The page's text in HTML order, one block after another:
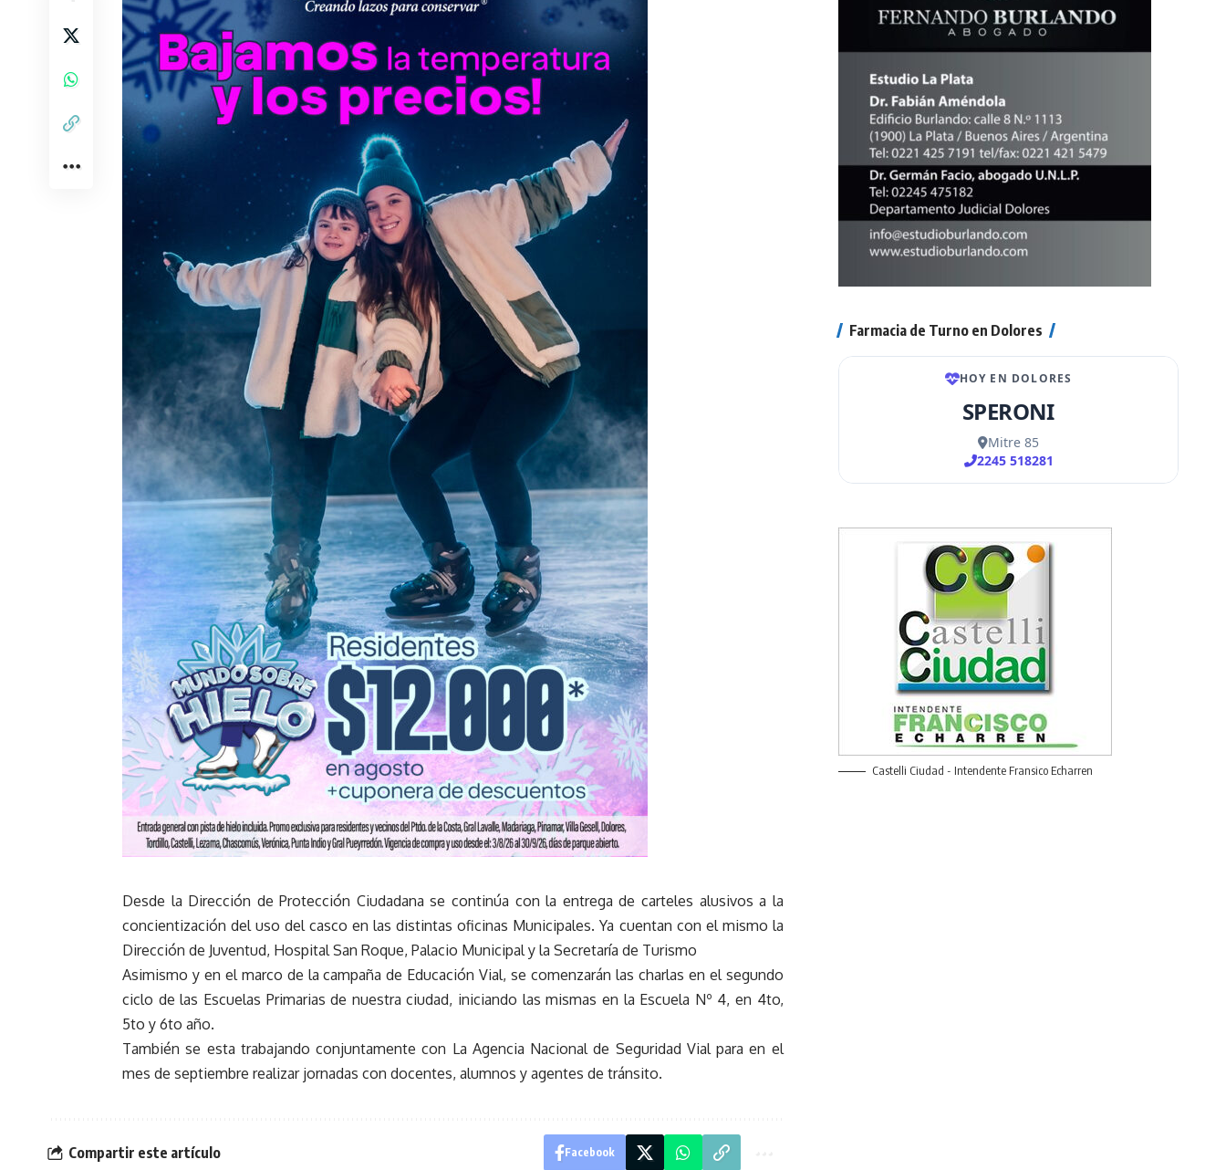
Desde la Dirección de Protección Ciudadana se continúa con la entrega de carteles alusivos a la
concientización del uso del casco en las distintas oficinas Municipales. Ya cuentan con el mismo la
Dirección de Juventud, Hospital San Roque, Palacio Municipal y la Secretaría de Turismo
Asimismo y en el marco de la campaña de Educación Vial, se comenzarán las charlas en el segundo
ciclo de las Escuelas Primarias de nuestra ciudad, iniciando las mismas en la Escuela Nº 4, en 4to,
5to y 6to año.
También se esta trabajando conjuntamente con La Agencia Nacional de Seguridad Vial para en el
mes de septiembre realizar jornadas con docentes, alumnos y agentes de tránsito.
Compartir este artículo Facebook
Farmacia de Turno en Dolores
Castelli Ciudad - Intendente Fransico Echarren